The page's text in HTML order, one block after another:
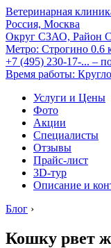
Ветеринарная
Россия, Москва
Округ СЗАО, Район
Метро: Строгино 0.6
+7 (495) 230-17-... –
Время работы:
Услуги и Цены
Фото
Акции
Специалисты
Отзывы
Прайс-лист
3D-тур
Описание и
Блог ›
Кошку рвет